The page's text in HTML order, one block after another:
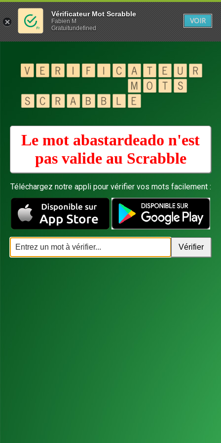
Le mot abastardeado n'est
pas valide au Scrabble
Téléchargez notre appli pour vérifier vos mots facilement :
Vérificateur Mot Scrabble
Fabien M
Gratuitundefined
VOIR